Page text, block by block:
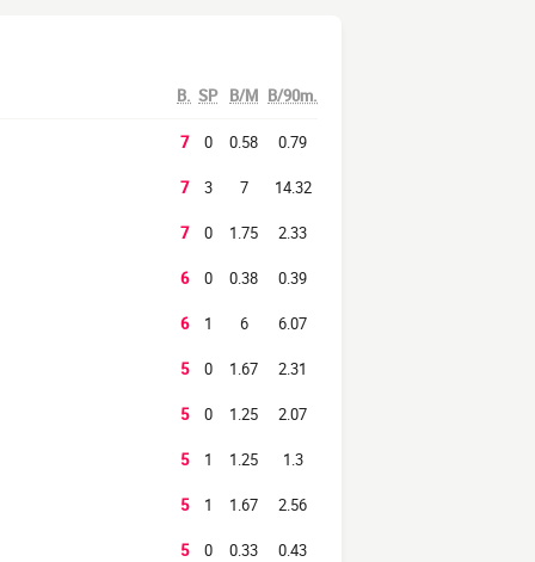
B. SP B/M B/90m.
7 0 0.58 0.79
7 3 7 14.32
7 0 1.75 2.33
6 0 0.38 0.39
6 1 6 6.07
5 0 1.67 2.31
5 0 1.25 2.07
5 1 1.25 1.3
5 1 1.67 2.56
5 0 0.33 0.43